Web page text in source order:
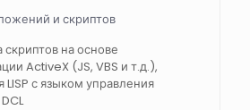
и скриптов
на основе
ActiveX (JS, VBS и т.д.),
LISP с языком управления